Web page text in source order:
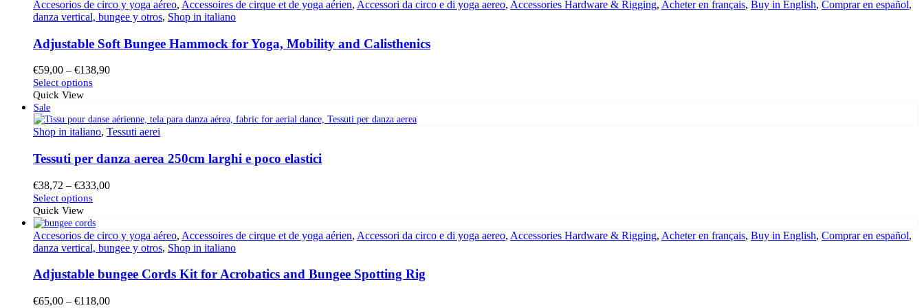
Accesorios de circo y yoga aéreo, Accessoires de cirque et de yoga aérien, Accessori da circo e di yoga aereo, Accessories Hardware & Rigging, Acheter en français, Buy in English, Comprar en español,
danza vertical, bungee y otros, Shop in italiano
Adjustable Soft Bungee Hammock for Yoga, Mobility and Calisthenics
€59,00 – €138,90Price
€138,90
Select optionsThis
multiple
variants.
options
may
be
chosen
on
product
page
Quick View
Sale
Shop in italiano, Tessuti aerei
Tessuti per danza aerea 250cm larghi e poco elastici
€38,72 – €333,00Price
€333,00
Select optionsThis
has
multiple
variants.
options
may
be
Quick View
Accesorios de circo y yoga aéreo, Accessoires de cirque et de yoga aérien, Accessori da circo e di yoga aereo, Accessories Hardware & Rigging, Acheter en français, Buy in English, Comprar en español,
danza vertical, bungee y otros, Shop in italiano
Adjustable bungee Cords Kit for Acrobatics and Bungee Spotting Rig
€65,00 – €118,00Price